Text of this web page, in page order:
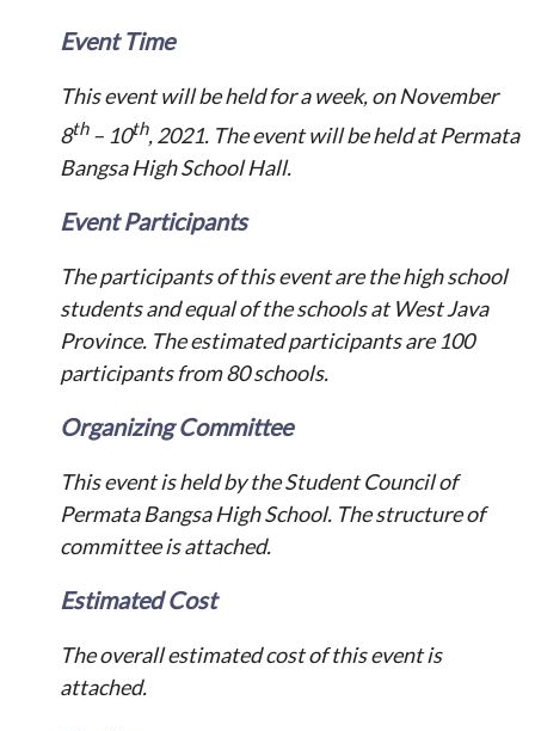
Event Time
This event will be held for a week, on November
8th– 10th, 2021. The event will be held at Permata
Bangsa High School Hall.
Event Participants
The participants of this event are the high school
students and equal of the schools at West Java
Province. The estimated participants are 100
participants from 80 schools.
Organizing Committee
This event is held by the Student Council of
Permata Bangsa High School. The structure of
committee is attached.
Estimated Cost
The overall estimated cost of this event is
attached.